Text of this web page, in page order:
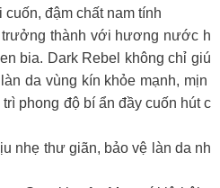
đậm chất nam tính
trưởng thành với hương nước h
bia. Dark Rebel không chỉ giú
da vùng kín khỏe mạnh, mịn
phong độ bí ẩn đầy cuốn hút c
nhẹ thư giãn, bảo vệ làn da nh